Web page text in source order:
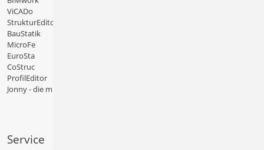
ViCADo
StrukturEditor
BauStatik
MicroFe
EuroSta
CoStruc
ProfilEditor
Jonny - die mb-App
Service